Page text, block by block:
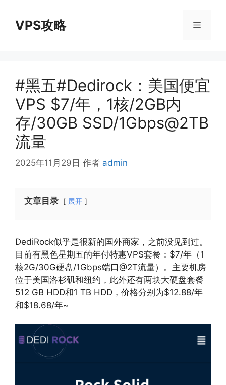
VPS攻略 菜
#黑五#Dedirock：美国便宜
VPS $7/年，1核/2GB内
存/30GB SSD/1Gbps@2TB
流量
2025年11月29日 作者 admin
文章目录 展开
DediRock似乎是很新的国外商家，之前没见到过。
目前有黑色星期五的年付特惠VPS套餐：$7/年（1
核2G/30G硬盘/1Gbps端口@2T流量）。‌‌ 主要机房
位于‌美国洛杉矶和纽约，此外还有两块大硬盘套餐
512 GB HDD和1 TB HDD，价格分别为$12.88/年
和$18.68/年~